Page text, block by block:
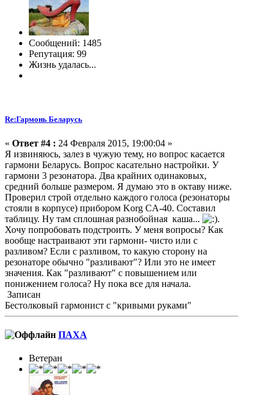
Сообщений: 1485
Репутация: 99
Жизнь удалась...
Re:Гармонь Беларусь
« Ответ #4 : 24 Февраля 2015, 19:00:04 »
Я извиняюсь, залез в чужую тему, но вопрос касается
гармони Беларусь. Вопрос касательно настройки. У
гармони 3 резонатора. Два крайних одинаковых,
средний больше размером. Я думаю это в октаву ниже.
Проверил строй отдельно каждого голоса (резонаторы
стояли в корпусе) прибором Korg CA-40. Составил
таблицу. Ну там сплошная разнобойная каша...
.
Хочу попробовать подстроить. У меня вопросы? Как
вообще настраивают эти гармони- чисто или с
разливом? Если с разливом, то какую сторону на
резонаторе обычно "разливают"? Или это не имеет
значения. Как "разливают" с повышением или
понижением голоса? Ну пока все для начала.
Записан
Бестолковый гармонист с "кривыми руками"
ПАХА
Ветеран